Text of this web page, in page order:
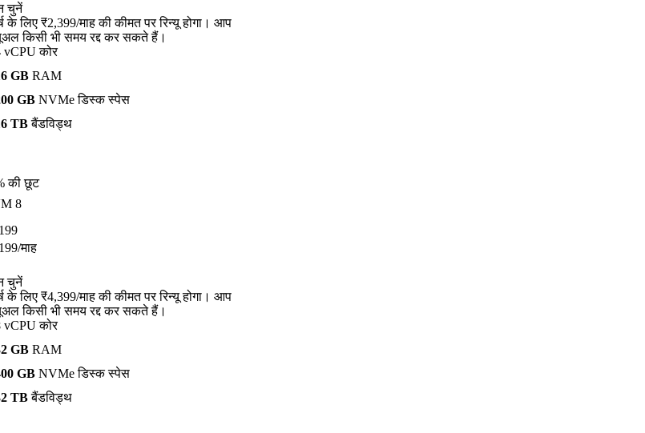
चुनें
के लिए ₹2,399/माह की कीमत पर रिन्यू होगा। आप
किसी भी समय रद्द कर सकते हैं।
vCPU कोर
GB RAM
GB NVMe डिस्क स्पेस
TBबैंडविड्थ
की छूट
8
/माह
चुनें
के लिए ₹4,399/माह की कीमत पर रिन्यू होगा। आप
किसी भी समय रद्द कर सकते हैं।
vCPU कोर
GB RAM
GB NVMe डिस्क स्पेस
TBबैंडविड्थ